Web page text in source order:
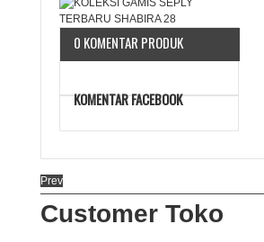
0 KOMENTAR PRODUK
KOMENTAR FACEBOOK
Prev
Customer Toko